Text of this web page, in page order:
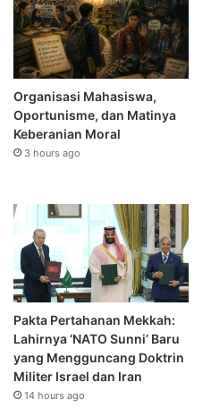
Organisasi Mahasiswa,
Oportunisme, dan Matinya
Keberanian Moral
3 hours ago
Pakta Pertahanan Mekkah:
Lahirnya ‘NATO Sunni’ Baru
yang Mengguncang Doktrin
Militer Israel dan Iran
14 hours ago